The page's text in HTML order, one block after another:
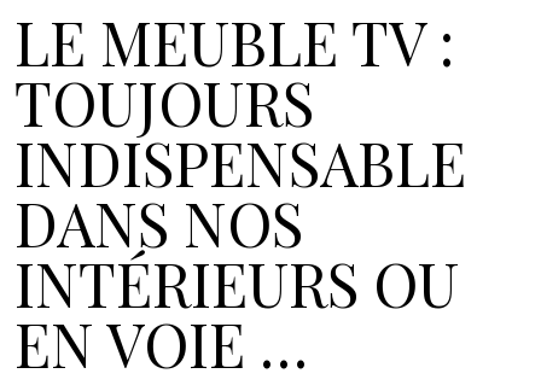
LE MEUBLE TV :
TOUJOURS
INDISPENSABLE
DANS NOS
INTÉRIEURS OU
EN VOIE …